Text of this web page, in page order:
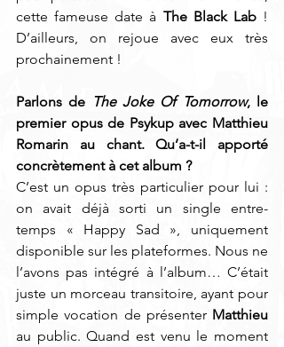
cette fameuse date à The Black Lab !
D’ailleurs, on rejoue avec eux très
prochainement !
Parlons de The Joke Of Tomorrow, le
premier opus de Psykup avec Matthieu
Romarin au chant. Qu’a-t-il apporté
concrètement à cet album ?
C’est un opus très particulier pour lui :
on avait déjà sorti un single entre-
temps « Happy Sad », uniquement
disponible sur les plateformes. Nous ne
l’avons pas intégré à l’album… C’était
juste un morceau transitoire, ayant pour
simple vocation de présenter Matthieu
au public. Quand est venu le moment